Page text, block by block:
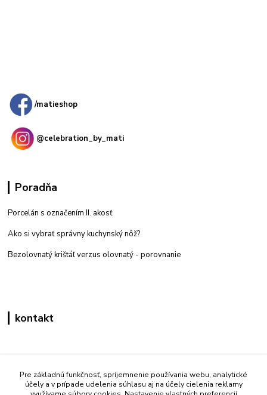
/matieshop
@celebration_by_mati
Poradňa
Porcelán s označením II. akosť
Ako si vybrať správny kuchynský nôž?
Bezolovnatý krištáľ verzus olovnatý - porovnanie
kontakt
+421 908 861 051
(Po - Pia 7:30-15:30)
Pre základnú funkčnosť, spríjemnenie používania webu, analytické
účely a v prípade udelenia súhlasu aj na účely cielenia reklamy